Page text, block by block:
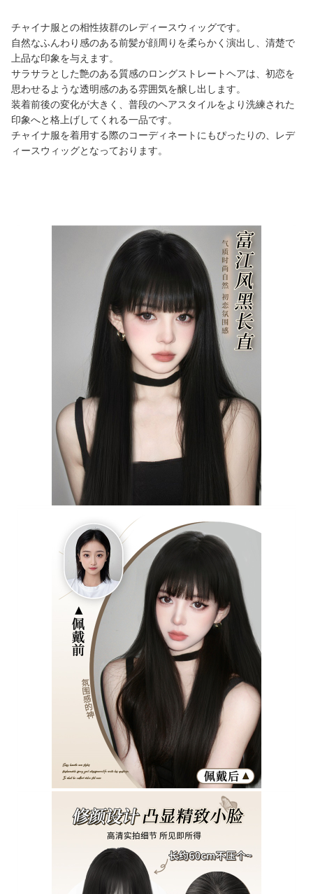
チャイナ服との相性抜群のレディースウィッグです。
自然なふんわり感のある前髪が顔周りを柔らかく演出し、清楚で
上品な印象を与えます。
サラサラとした艶のある質感のロングストレートヘアは、初恋を
思わせるような透明感のある雰囲気を醸し出します。
装着前後の変化が大きく、普段のヘアスタイルをより洗練された
印象へと格上げしてくれる一品です。
チャイナ服を着用する際のコーディネートにもぴったりの、レデ
ィースウィッグとなっております。